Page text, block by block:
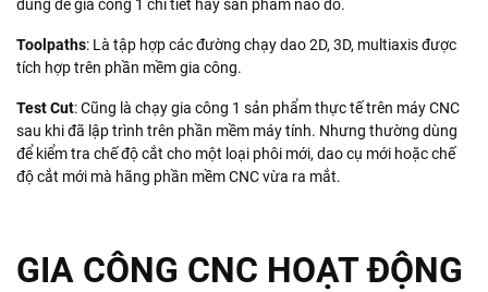
dùng để gia công 1 chi tiết hay sản phẩm nào đó.
Toolpaths: Là tập hợp các đường chạy dao 2D, 3D, multiaxis được
tích hợp trên phần mềm gia công.
Test Cut: Cũng là chạy gia công 1 sản phẩm thực tế trên máy CNC
sau khi đã lập trình trên phần mềm máy tính. Nhưng thường dùng
để kiểm tra chế độ cắt cho một loại phôi mới, dao cụ mới hoặc chế
độ cắt mới mà hãng phần mềm CNC vừa ra mắt.
GIA CÔNG CNC HOẠT ĐỘNG